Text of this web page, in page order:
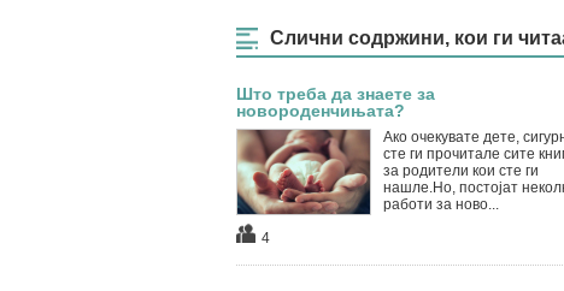
Слични содржини, кои ги
Што треба да знаете за
новороденчињата?
Ако очекувате дете,
сте ги прочитале сите
за родители кои сте ги
нашле.Но, постојат
работи за ново...
4